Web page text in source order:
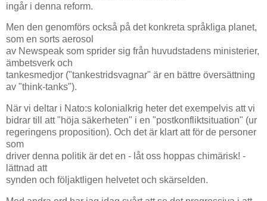
ingår i denna reform.
Men den genomförs också på det konkreta språkliga planet,
som en sorts aerosol
av Newspeak som sprider sig från huvudstadens ministerier,
ämbetsverk och
tankesmedjor ("tankestridsvagnar" är en bättre översättning
av "think-tanks").
När vi deltar i Nato:s kolonialkrig heter det exempelvis att vi
bidrar till att "höja säkerheten" i en "postkonfliktsituation" (ur
regeringens proposition). Och det är klart att för de personer
som
driver denna politik är det en - låt oss hoppas chimärisk! -
lättnad att
synden och följaktligen helvetet och skärselden.